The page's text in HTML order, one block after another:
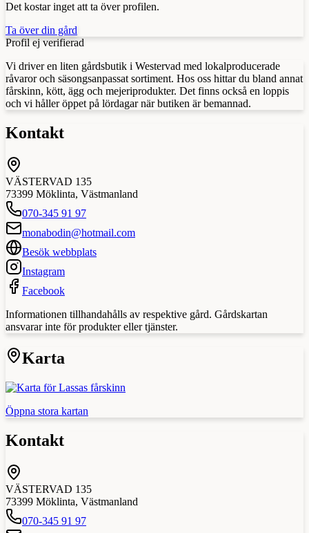
Det kostar inget att ta över profilen.
Ta över din gård
Profil ej verifierad
Vi driver en liten gårdsbutik i Westervad med lokalproducerade
råvaror och säsongsanpassat sortiment. Hos oss hittar du bland annat
fårskinn, kött, ägg och mejeriprodukter. Det finns också en loppis
och vi håller öppet på lördagar när butiken är bemannad.
Kontakt
VÄSTERVAD 135
73399 Möklinta, Västmanland
070-345 91 97
monabodin@hotmail.com
Besök webbplats
Instagram
Facebook
Informationen tillhandahålls av respektive gård. Gårdskartan
ansvarar inte för produkter eller tjänster.
Karta
Öppna stora kartan
Kontakt
VÄSTERVAD 135
73399 Möklinta, Västmanland
070-345 91 97